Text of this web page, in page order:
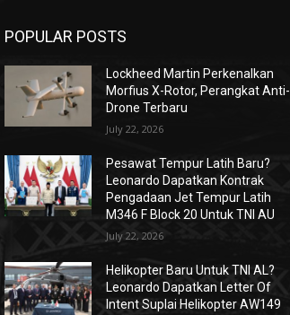
POPULAR POSTS
Lockheed Martin Perkenalkan
Morfius X-Rotor, Perangkat Anti-
Drone Terbaru
July 22, 2026
Pesawat Tempur Latih Baru?
Leonardo Dapatkan Kontrak
Pengadaan Jet Tempur Latih
M346 F Block 20 Untuk TNI AU
July 22, 2026
Helikopter Baru Untuk TNI AL?
Leonardo Dapatkan Letter Of
Intent Suplai Helikopter AW149